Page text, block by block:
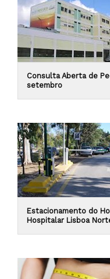
Consulta Aberta de
setembro
Estacionamento do
Hospitalar Lisboa